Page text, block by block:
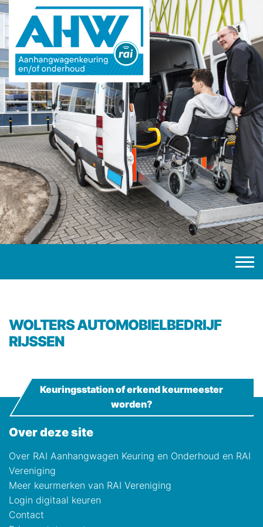
WOLTERS AUTOMOBIELBEDRIJF
RIJSSEN
Over deze site
Over RAI Aanhangwagen Keuring en Onderhoud en RAI
Vereniging
Meer keurmerken van RAI Vereniging
Login digitaal keuren
Contact
Keuringsstation of erkend keurmeester
worden?